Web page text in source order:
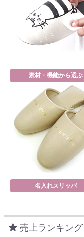
素材・機能から選ぶ
名入れスリッパ
売上ランキング